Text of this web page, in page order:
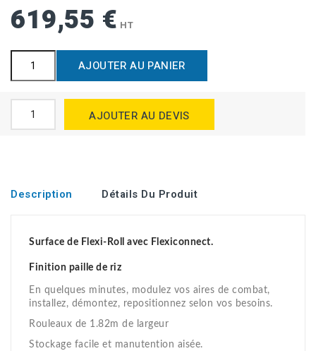
619,55 € HT
AJOUTER AU PANIER
AJOUTER AU DEVIS
Description Détails Du Produit
Surface de Flexi-Roll avec Flexiconnect.
Finition paille de riz
En quelques minutes, modulez vos aires de combat,
installez, démontez, repositionnez selon vos besoins.
Rouleaux de 1.82m de largeur
Stockage facile et manutention aisée.